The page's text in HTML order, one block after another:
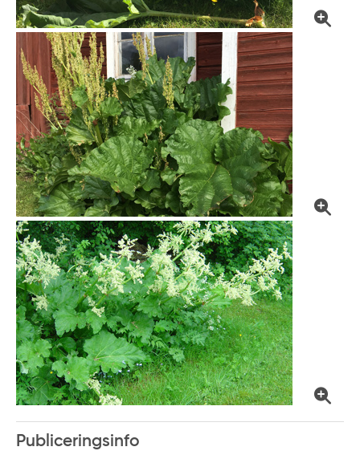
Publiceringsinfo